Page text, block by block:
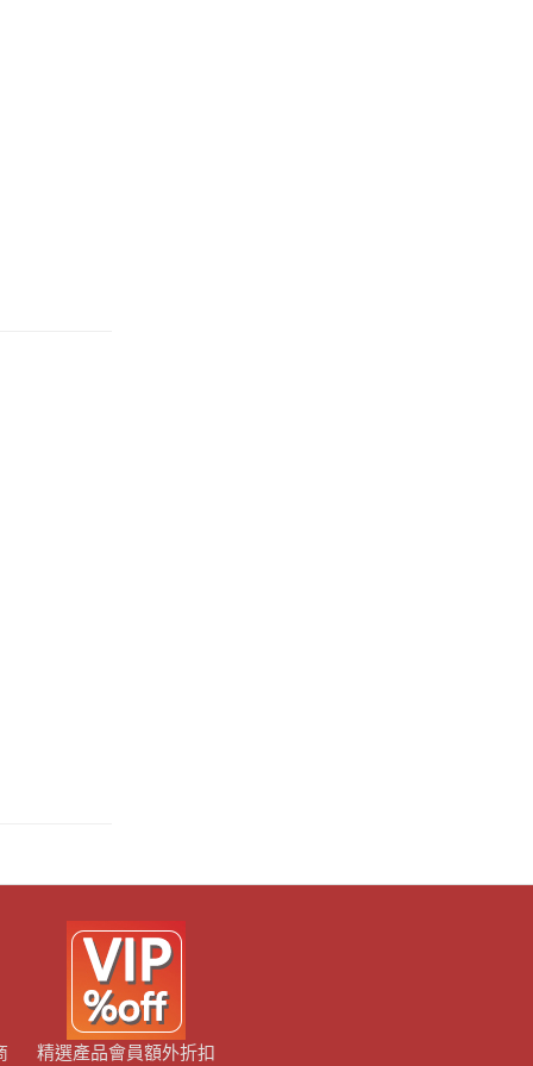
精選產品會員額外折扣